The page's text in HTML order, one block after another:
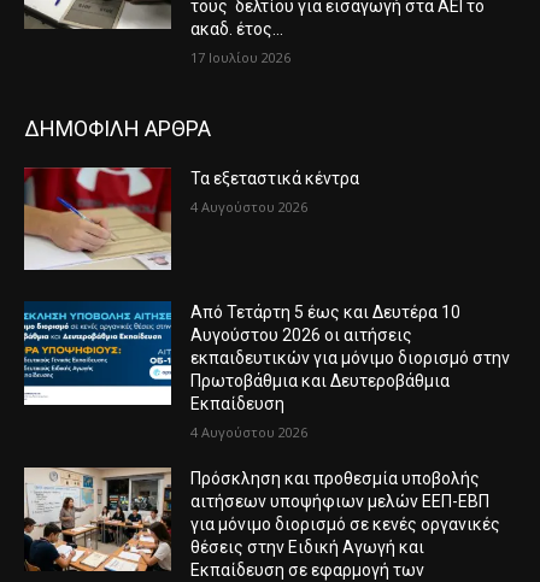
τους δελτίου για εισαγωγή στα ΑΕΙ το
ακαδ. έτος...
17 Ιουλίου 2026
ΔΗΜΟΦΙΛΗ ΑΡΘΡΑ
Τα εξεταστικά κέντρα
4 Αυγούστου 2026
Από Τετάρτη 5 έως και Δευτέρα 10
Αυγούστου 2026 οι αιτήσεις
εκπαιδευτικών για μόνιμο διορισμό στην
Πρωτοβάθμια και Δευτεροβάθμια
Εκπαίδευση
4 Αυγούστου 2026
Πρόσκληση και προθεσμία υποβολής
αιτήσεων υποψήφιων μελών ΕΕΠ-ΕΒΠ
για μόνιμο διορισμό σε κενές οργανικές
θέσεις στην Ειδική Αγωγή και
Εκπαίδευση σε εφαρμογή των